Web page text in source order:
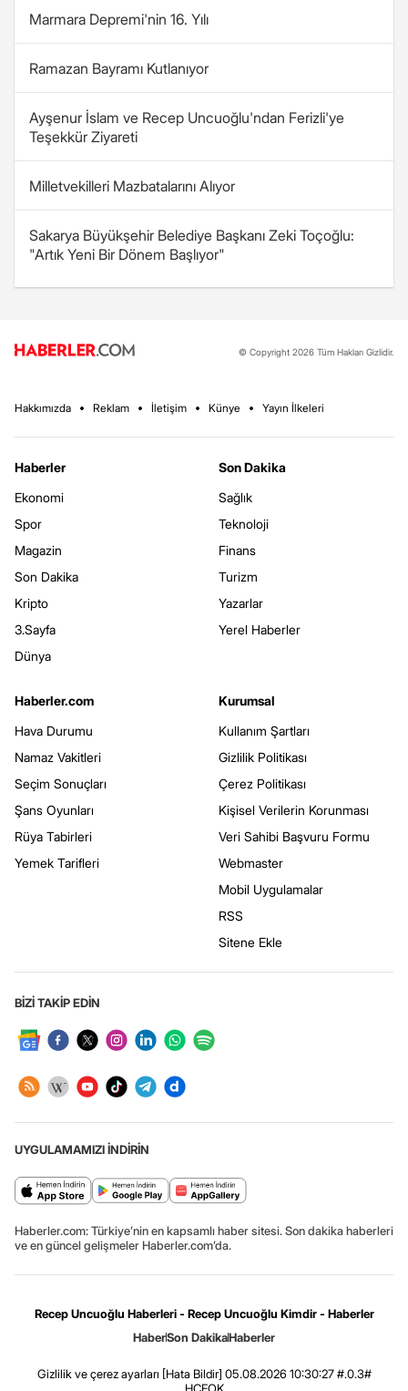
Marmara Depremi'nin 16. Yılı
Ramazan Bayramı Kutlanıyor
Ayşenur İslam ve Recep Uncuoğlu'ndan Ferizli'ye
Teşekkür Ziyareti
Milletvekilleri Mazbatalarını Alıyor
Sakarya Büyükşehir Belediye Başkanı Zeki Toçoğlu:
"Artık Yeni Bir Dönem Başlıyor"
© Copyright 2026 Tüm Hakları Gizlidir.
Hakkımızda Reklam İletişim Künye Yayın İlkeleri
Haberler
Ekonomi
Spor
Magazin
Son Dakika
Kripto
3.Sayfa
Dünya
Son Dakika
Sağlık
Teknoloji
Finans
Turizm
Yazarlar
Yerel Haberler
Haberler.com
Hava Durumu
Namaz Vakitleri
Seçim Sonuçları
Şans Oyunları
Rüya Tabirleri
Yemek Tarifleri
Kurumsal
Kullanım Şartları
Gizlilik Politikası
Çerez Politikası
Kişisel Verilerin Korunması
Veri Sahibi Başvuru Formu
Webmaster
Mobil Uygulamalar
RSS
Sitene Ekle
BİZİ TAKİP EDİN
UYGULAMAMIZI İNDİRİN
Haberler.com: Türkiye’nin en kapsamlı haber sitesi. Son dakika haberleri
ve en güncel gelişmeler Haberler.com’da.
Recep Uncuoğlu Haberleri - Recep Uncuoğlu Kimdir - Haberler
HaberSon DakikaHaberler
Gizlilik ve çerez ayarları [Hata Bildir] 05.08.2026 10:30:27 #.0.3#